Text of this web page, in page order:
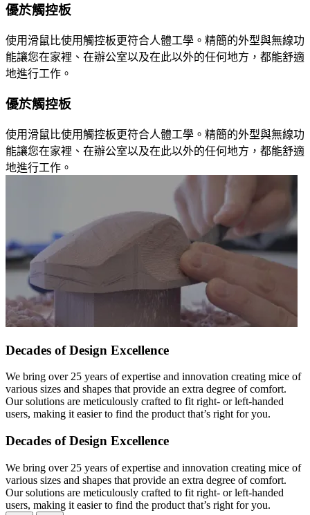
優於觸控板
使用滑鼠比使用觸控板更符合人體工學。精簡的外型與無線功
能讓您在家裡、在辦公室以及在此以外的任何地方，都能舒適
地進行工作。
優於觸控板
使用滑鼠比使用觸控板更符合人體工學。精簡的外型與無線功
能讓您在家裡、在辦公室以及在此以外的任何地方，都能舒適
地進行工作。
Decades of Design Excellence
We bring over 25 years of expertise and innovation creating mice of
various sizes and shapes that provide an extra degree of comfort.
Our solutions are meticulously crafted to fit right- or left-handed
users, making it easier to find the product that’s right for you.
Decades of Design Excellence
We bring over 25 years of expertise and innovation creating mice of
various sizes and shapes that provide an extra degree of comfort.
Our solutions are meticulously crafted to fit right- or left-handed
users, making it easier to find the product that’s right for you.